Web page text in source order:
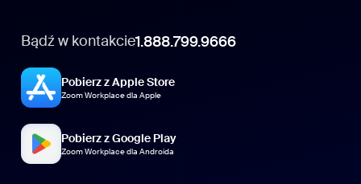
Bądź w kontakcie1.888.799.9666
Pobierz z Apple Store
Zoom Workplace dla Apple
Pobierz z Google Play
Zoom Workplace dla Androida